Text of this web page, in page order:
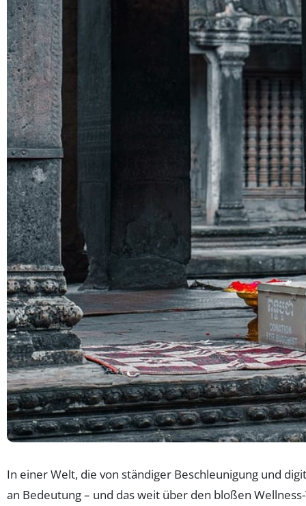
In einer Welt, die von ständiger Beschleunigung und
an Bedeutung – und das weit über den bloßen